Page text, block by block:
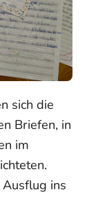
sich die
Briefen, in
im
ins